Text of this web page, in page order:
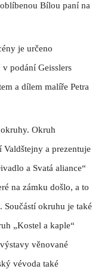
Bílou paní na
je určeno
podání Geisslers
a dílem malíře Petra
Okruh
Valdštejny a prezentuje
a Svatá aliance“
na zámku došlo, a to
okruhu je také
„Kostel a kaple“
věnované
vévoda také